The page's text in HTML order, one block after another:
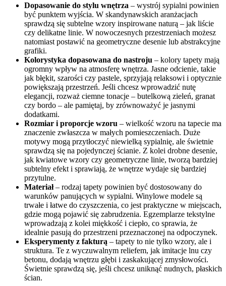
Dopasowanie do stylu wnętrza – wystrój sypialni powinien
być punktem wyjścia. W skandynawskich aranżacjach
sprawdzą się subtelne wzory inspirowane naturą – jak liście
czy delikatne linie. W nowoczesnych przestrzeniach możesz
natomiast postawić na geometryczne desenie lub abstrakcyjne
grafiki.
Kolorystyka dopasowana do nastroju – kolory tapety mają
ogromny wpływ na atmosferę wnętrza. Jasne odcienie, takie
jak błękit, szarości czy pastele, sprzyjają relaksowi i optycznie
powiększają przestrzeń. Jeśli chcesz wprowadzić nutę
elegancji, rozważ ciemne tonacje – butelkową zieleń, granat
czy bordo – ale pamiętaj, by zrównoważyć je jasnymi
dodatkami.
Rozmiar i proporcje wzoru – wielkość wzoru na tapecie ma
znaczenie zwłaszcza w małych pomieszczeniach. Duże
motywy mogą przytłoczyć niewielką sypialnię, ale świetnie
sprawdzą się na pojedynczej ścianie. Z kolei drobne desenie,
jak kwiatowe wzory czy geometryczne linie, tworzą bardziej
subtelny efekt i sprawiają, że wnętrze wydaje się bardziej
przytulne.
Materiał– rodzaj tapety powinien być dostosowany do
warunków panujących w sypialni. Winylowe modele są
trwałe i łatwe do czyszczenia, co jest praktyczne w miejscach,
gdzie mogą pojawić się zabrudzenia. Egzemplarze tekstylne
wprowadzają z kolei miękkość i ciepło, co sprawia, że
idealnie pasują do przestrzeni przeznaczonej na odpoczynek.
Eksperymenty z fakturą – tapety to nie tylko wzory, ale i
struktura. Te z wyczuwalnym reliefem, jak imitacje lnu czy
betonu, dodają wnętrzu głębi i zaskakującej zmysłowości.
Świetnie sprawdzą się, jeśli chcesz uniknąć nudnych, płaskich
ścian.